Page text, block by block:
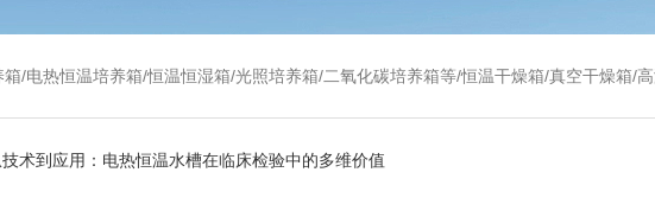
箱/恒温恒湿箱/光照培养箱/二氧化碳培养箱等/恒温干燥箱/真空干燥箱/高温烘箱等/箱式电阻炉/陶瓷纤维马弗炉/高温马弗炉/管式炉/气氛炉/试
术到应用：电热恒温水槽在临床检验中的多维价值